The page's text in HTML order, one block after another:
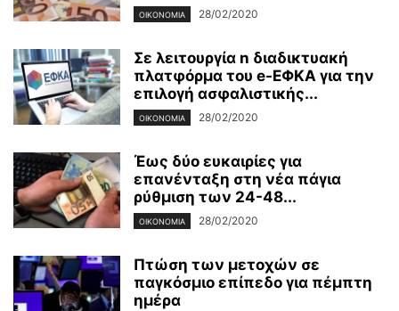
ΟΙΚΟΝΟΜΊΑ 28/02/2020
Σε λειτουργία n διαδικτυακή
πλατφόρμα του e-ΕΦΚΑ για την
επιλογή ασφαλιστικής...
ΟΙΚΟΝΟΜΊΑ 28/02/2020
Έως δύο ευκαιρίες για
επανένταξη στη νέα πάγια
ρύθμιση των 24-48...
ΟΙΚΟΝΟΜΊΑ 28/02/2020
Πτώση των μετοχών σε
παγκόσμιο επίπεδο για πέμπτη
ημέρα